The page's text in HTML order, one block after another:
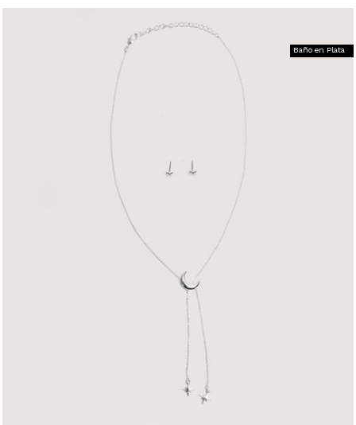
Baño en Plata